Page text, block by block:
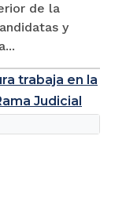
de la
y
trabaja en la
Judicial